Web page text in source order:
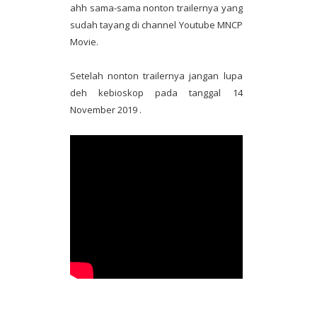
ahh sama-sama nonton trailernya yang
sudah tayang di channel Youtube MNCP
Movie.
Setelah nonton trailernya jangan lupa
deh kebioskop pada tanggal 14
November 2019 .